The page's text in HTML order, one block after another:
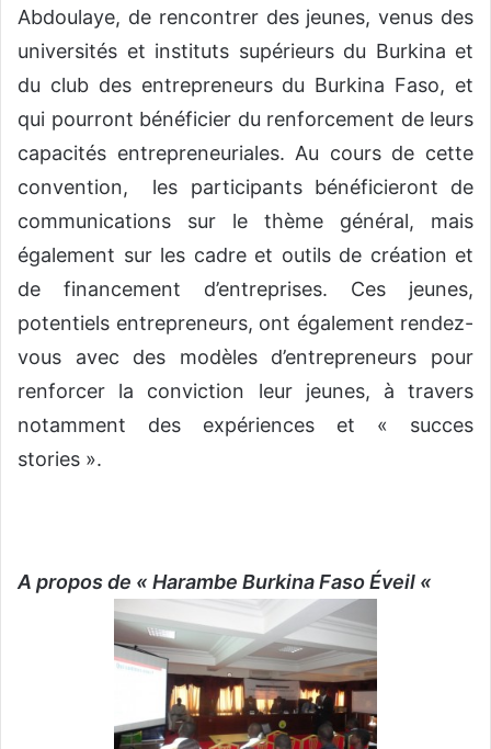
Abdoulaye, de rencontrer des jeunes, venus des
universités et instituts supérieurs du Burkina et
du club des entrepreneurs du Burkina Faso, et
qui pourront bénéficier du renforcement de leurs
capacités entrepreneuriales. Au cours de cette
convention, les participants bénéficieront de
communications sur le thème général, mais
également sur les cadre et outils de création et
de financement d’entreprises. Ces jeunes,
potentiels entrepreneurs, ont également rendez-
vous avec des modèles d’entrepreneurs pour
renforcer la conviction leur jeunes, à travers
notamment des expériences et « succes
stories ».
A propos de « Harambe Burkina Faso Éveil «